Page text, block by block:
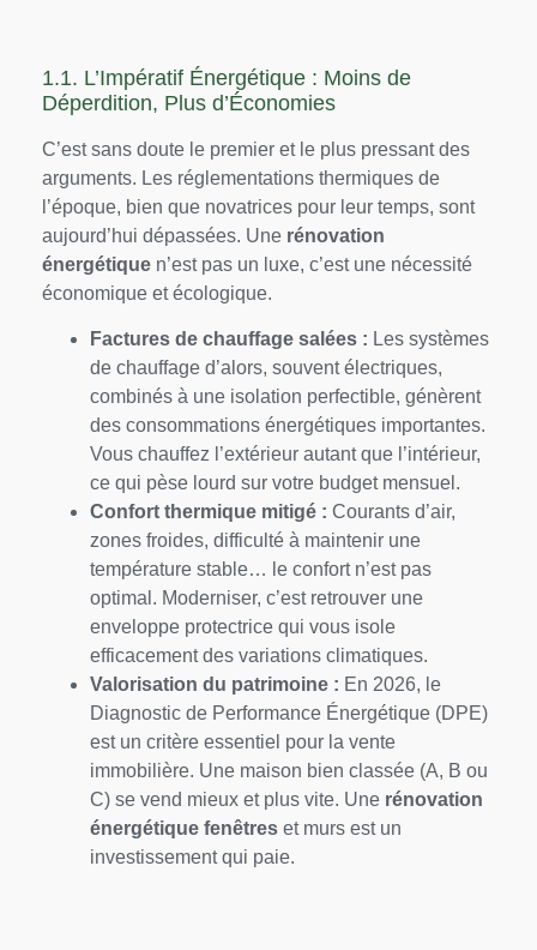
1.1. L’Impératif Énergétique : Moins de
Déperdition, Plus d’Économies
C’est sans doute le premier et le plus pressant des
arguments. Les réglementations thermiques de
l’époque, bien que novatrices pour leur temps, sont
aujourd’hui dépassées. Une rénovation
énergétique n’est pas un luxe, c’est une nécessité
économique et écologique.
Factures de chauffage salées : Les systèmes
de chauffage d’alors, souvent électriques,
combinés à une isolation perfectible, génèrent
des consommations énergétiques importantes.
Vous chauffez l’extérieur autant que l’intérieur,
ce qui pèse lourd sur votre budget mensuel.
Confort thermique mitigé : Courants d’air,
zones froides, difficulté à maintenir une
température stable… le confort n’est pas
optimal. Moderniser, c’est retrouver une
enveloppe protectrice qui vous isole
efficacement des variations climatiques.
Valorisation du patrimoine : En 2026, le
Diagnostic de Performance Énergétique (DPE)
est un critère essentiel pour la vente
immobilière. Une maison bien classée (A, B ou
C) se vend mieux et plus vite. Une rénovation
énergétique fenêtres et murs est un
investissement qui paie.